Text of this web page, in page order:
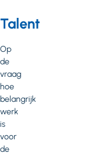
Talent
Op
de
vraag
hoe
belangrijk
werk
is
voor
de